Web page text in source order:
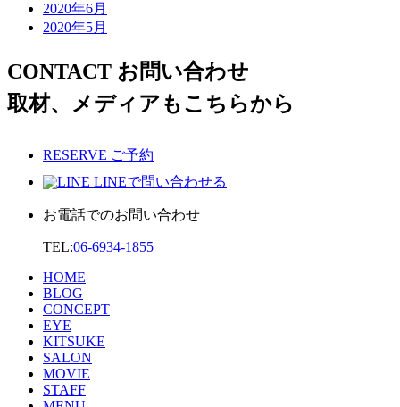
2020年6月
2020年5月
CONTACT お問い合わせ
取材、メディアもこちらから
RESERVE ご予約
LINEで問い合わせる
お電話でのお問い合わせ
TEL:06-6934-1855
HOME
BLOG
CONCEPT
EYE
KITSUKE
SALON
MOVIE
STAFF